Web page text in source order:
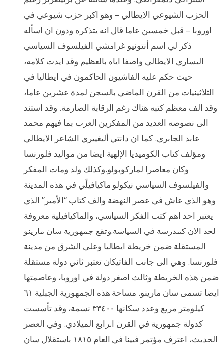
الحزب الشيوعي الايطالي – وهو اكبر حزب شيوعي في
اوروبا – قبل خمسين عاما قال انه يتذكره ودون ان اسأله
ذكر لي اسم أنتونيو غرامشي الفيلسوف السياسي
اليساري الايطالي واصفا اياه بالعظيم وقد ايدت كلامه،
حيث حكم عليه الفاشيون الحاكمون في ايطاليا في
الثلاثينيات من القرن الماضي بالسجن لمدة عشرين عاما،
وقد الف معظم كتبه هناك رغم الرقابة الصارمة. وقد استند
الى نصوصه العديد من المفكرين العرب بما فيهم محمد
عابد الجابري. كما ان دانتي أليغييري الشاعر الايطالي
ومؤلف كتاب الكوميديا الإلهية ايضا من مواليد فلورنسا
وكان معاصرا لماركوبولو.وكذلك ولد ومات المفكر
والفيلسوف السياسي نيكولو ماكيافيلّي في هذه المدينة
وهو الذي عاش في عصر النهضة والف كتاب “الأمير” الذي
يعتبر احد اهم كتب الفكر السياسي، والماكيافيلية معروفة
لحد الان كمدرسة في السياسة.وتقع جمهورية سان مارينو
المستقلة ضمن خريطة ايطاليا وعلى الشرق من مدينة
فلورنسا. وهي الى جانب الفاتيكان تعتبر ثاني دولة مستقلة
ضمن هذه الخريطة وثالث اصغر دولة في اوروبا، وعاصمتها
ايضا تسمى سان مارينو. مساحة هذه الجمهورية الجبلية ٦١
كيلومتر مربع وعدد سكانها ٣٣٤٠٠ نسمة، وقد تأسست
كدولة جمهورية في القرن الرابع الميلادي. وفي العصر
الحديث، اعترف مؤتمر فيينا في العام ١٨١٥ باستقلال سان